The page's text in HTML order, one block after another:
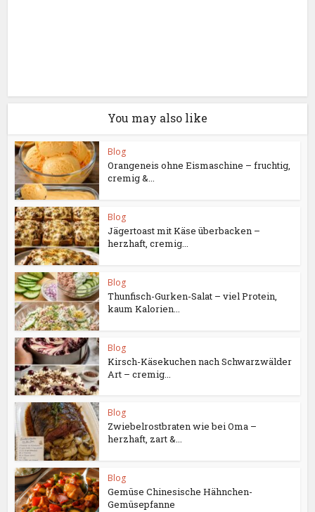
You may also like
Blog
Orangeneis ohne Eismaschine – fruchtig,
cremig &...
Blog
Jägertoast mit Käse überbacken –
herzhaft, cremig...
Blog
Thunfisch-Gurken-Salat – viel Protein,
kaum Kalorien...
Blog
Kirsch-Käsekuchen nach Schwarzwälder
Art – cremig...
Blog
Zwiebelrostbraten wie bei Oma –
herzhaft, zart &...
Blog
Gemüse Chinesische Hähnchen-
Gemüsepfanne